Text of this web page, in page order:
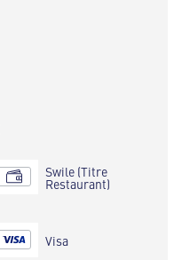
Swile (Titre
Restaurant)
Visa